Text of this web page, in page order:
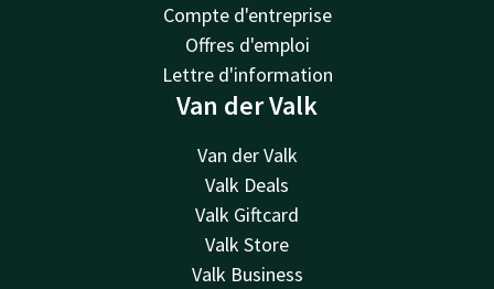
Compte d'entreprise
Offres d'emploi
Lettre d'information
Van der Valk
Van der Valk
Valk Deals
Valk Giftcard
Valk Store
Valk Business